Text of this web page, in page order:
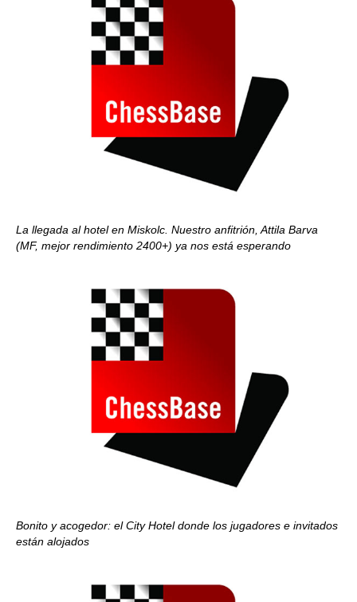
La llegada al hotel en Miskolc. Nuestro anfitrión, Attila Barva
(MF, mejor rendimiento 2400+) ya nos está esperando
Bonito y acogedor: el City Hotel donde los jugadores e invitados
están alojados